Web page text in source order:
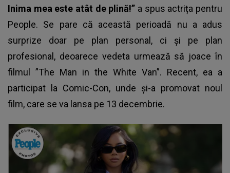
Inima mea este atât de plină!” a spus actrița pentru
People. Se pare că această perioadă nu a adus
surprize doar pe plan personal, ci și pe plan
profesional, deoarece vedeta urmează să joace în
filmul ”The Man in the White Van”. Recent, ea a
participat la Comic-Con, unde și-a promovat noul
film, care se va lansa pe 13 decembrie.